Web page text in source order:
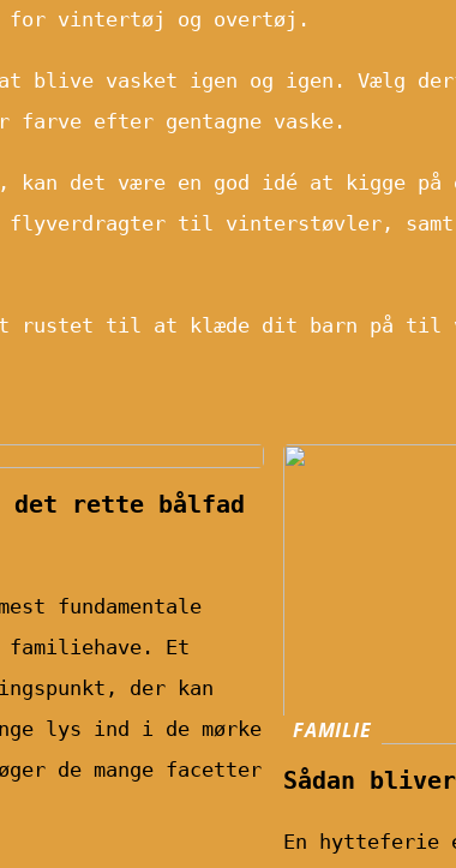
for vintertøj og overtøj.
blive vasket igen og igen. Vælg
efter gentagne vaske.
kan det være en god idé at kigge
til vinterstøvler,
rustet til at klæde dit barn på til
det rette bålfad
fundamentale
familiehave. Et
der kan
lys ind i de mørke
de mange facetter
FAMILIE
Sådan
En hytteferie